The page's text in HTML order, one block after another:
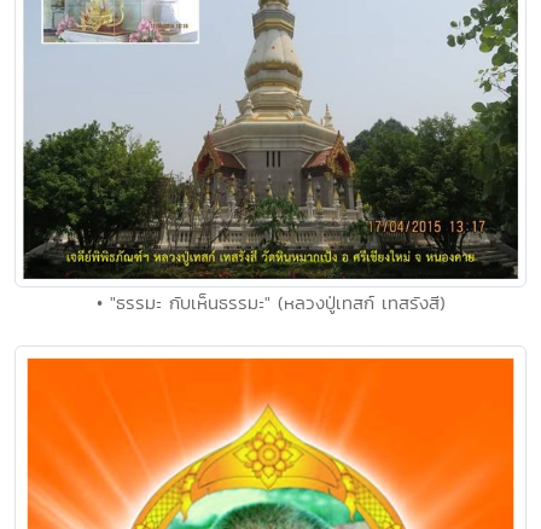
• "ธรรมะ กับเห็นธรรมะ" (หลวงปู่เทสก์ เทสรังสี)